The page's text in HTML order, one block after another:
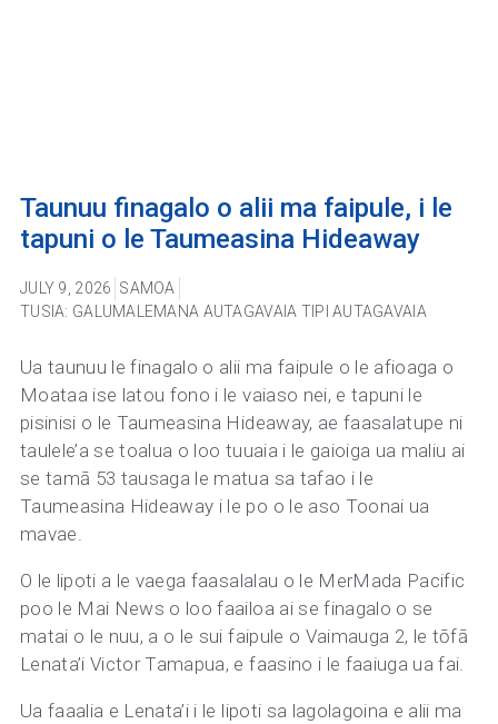
Taunuu finagalo o alii ma faipule, i le
tapuni o le Taumeasina Hideaway
JULY 9, 2026 SAMOA
TUSIA: GALUMALEMANA AUTAGAVAIA TIPI AUTAGAVAIA
Ua taunuu le finagalo o alii ma faipule o le afioaga o
Moataa ise latou fono i le vaiaso nei, e tapuni le
pisinisi o le Taumeasina Hideaway, ae faasalatupe ni
taulele’a se toalua o loo tuuaia i le gaioiga ua maliu ai
se tamā 53 tausaga le matua sa tafao i le
Taumeasina Hideaway i le po o le aso Toonai ua
mavae.
O le lipoti a le vaega faasalalau o le MerMada Pacific
poo le Mai News o loo faailoa ai se finagalo o se
matai o le nuu, a o le sui faipule o Vaimauga 2, le tōfā
Lenata’i Victor Tamapua, e faasino i le faaiuga ua fai.
Ua faaalia e Lenata’i i le lipoti sa lagolagoina e alii ma